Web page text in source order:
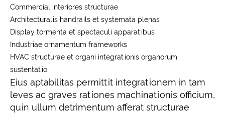
Commercial interiores structurae
Architecturalis handrails et systemata plenas
Display tormenta et spectaculi apparatibus
Industriae ornamentum frameworks
HVAC structurae et organi integrationis organorum
sustentatio
Eius aptabilitas permittit integrationem in tam
leves ac graves rationes machinationis officium,
quin ullum detrimentum afferat structurae